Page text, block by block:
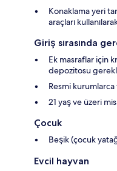
Konaklama yeri
araçları
Giriş sırasında
Ek masraflar için
depozitosu
Resmi
21 yaş ve üzeri
Çocuk
Beşik (çocuk
Evcil hayvan